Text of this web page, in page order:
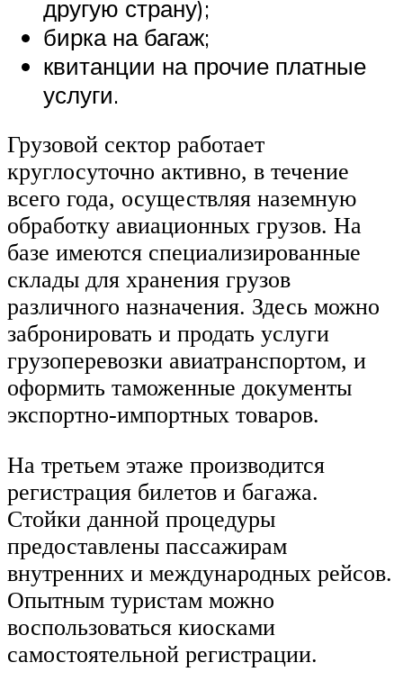
другую страну);
бирка на багаж;
квитанции на прочие платные
услуги.
Грузовой сектор работает
круглосуточно активно, в течение
всего года, осуществляя наземную
обработку авиационных грузов. На
базе имеются специализированные
склады для хранения грузов
различного назначения. Здесь можно
забронировать и продать услуги
грузоперевозки авиатранспортом, и
оформить таможенные документы
экспортно-импортных товаров.
На третьем этаже производится
регистрация билетов и багажа.
Стойки данной процедуры
предоставлены пассажирам
внутренних и международных рейсов.
Опытным туристам можно
воспользоваться киосками
самостоятельной регистрации.